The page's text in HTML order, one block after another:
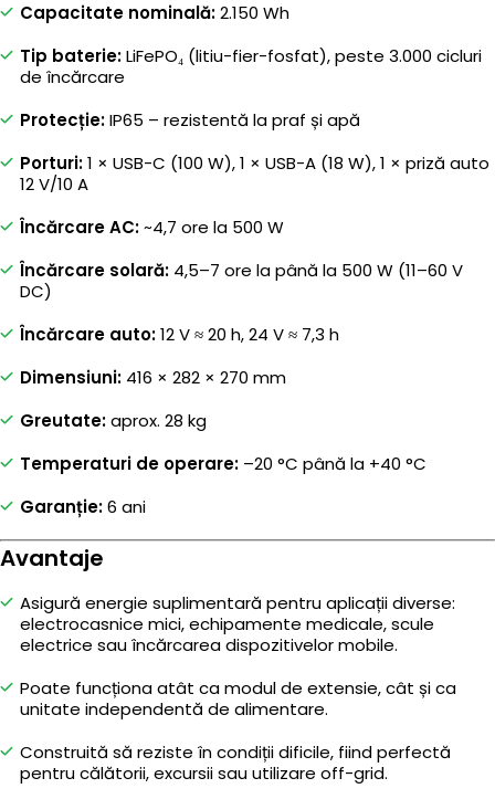
Capacitate nominală:2.150 Wh
Tip baterie:LiFePO₄ (litiu-fier-fosfat), peste 3.000 cicluri
de încărcare
Protecție:IP65 – rezistentă la praf și apă
Porturi:1 × USB-C (100 W), 1 × USB-A (18 W), 1 × priză auto
12 V/10 A
Încărcare AC:~4,7 ore la 500 W
Încărcare solară: 4,5–7 ore la până la 500 W (11–60 V
DC)
Încărcare auto:12 V ≈ 20 h, 24 V ≈ 7,3 h
Dimensiuni: 416 × 282 × 270 mm
Greutate:aprox. 28 kg
Temperaturi de operare: –20 °C până la +40 °C
Garanție:6 ani
Avantaje
Asigură energie suplimentară pentru aplicații diverse:
electrocasnice mici, echipamente medicale, scule
electrice sau încărcarea dispozitivelor mobile.
Poate funcționa atât ca modul de extensie, cât și ca
unitate independentă de alimentare.
Construită să reziste în condiții dificile, fiind perfectă
pentru călătorii, excursii sau utilizare off-grid.